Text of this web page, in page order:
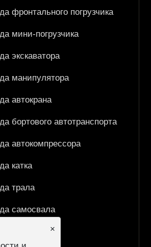
фронтального погрузчика
мини-погрузчика
экскаватора
манипулятора
автокрана
бортового автотранспорта
автокомпрессора
катка
трала
самосвала
×